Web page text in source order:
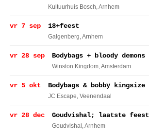
Kultuurhuis Bosch, Arnhem
vr 7 sep 18+feest
Galgenberg, Arnhem
vr 28 sep Bodybags + bloody demons
Winston Kingdom, Amsterdam
vr 5 okt Bodybags & bobby kingsize
JC Escape, Veenendaal
vr 28 dec Goudvishal; laatste
Goudvishal , Arnhem